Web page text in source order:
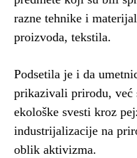
razne tehnike i
proizvoda, tekstila.
Podsetila je i da
prikazivali prirodu, već
ekološke svesti kroz
industrijalizacije na
oblik aktivizma.